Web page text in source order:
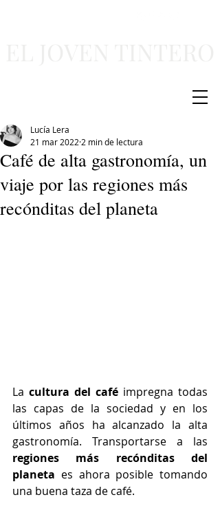
Café de alta gastronomía, un
viaje por las regiones más
recónditas del planeta
Lucía Lera
21 mar 2022 2 min de lectura
La cultura del café impregna todas
las capas de la sociedad y en los
últimos años ha alcanzado la alta
regiones más recónditas del
planeta es ahora posible tomando
una buena taza de café.